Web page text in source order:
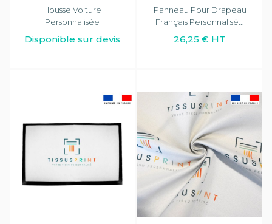
Housse Voiture
Personnalisée
Disponible sur devis
Panneau Pour Drapeau
Français Personnalisé...
26,25 € HT